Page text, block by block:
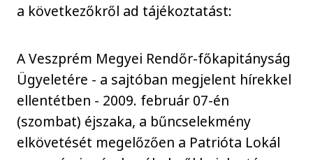
a következőkről ad tájékoztatást:
A Veszprém Megyei Rendőr-főkapitányság
Ügyeletére - a sajtóban megjelent hírekkel
ellentétben - 2009. február 07-én
(szombat) éjszaka, a bűncselekmény
elkövetését megelőzően a Patrióta Lokál